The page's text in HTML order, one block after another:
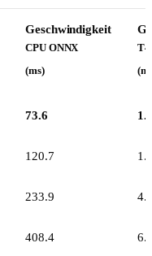
Geschwindigkeit
CPU ONNX
(ms)
T4
73.6
120.7
233.9
408.4